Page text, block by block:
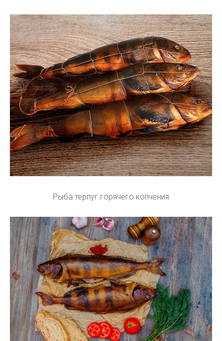
Рыба терпуг горячего копчения